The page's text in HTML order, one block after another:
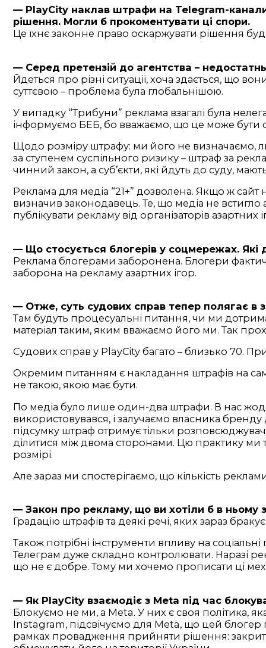
— PlayCity наклав штрафи на Telegram-
рішення. Могли б прокоментувати ці спори.
Це їхнє законне право оскаржувати рішення
— Серед претензій до агентства –
Йдеться про різні ситуації, хоча здається, що
суттєвою – проблема була глобальнішою.
У випадку “Трибуни” реклама взагалі була
інформуємо БЕБ, бо вважаємо, що це може бути
Щодо розміру штрафу: ми його не визначаємо,
за ступенем суспільного ризику – штраф за
чинний закон, а суб’єкти, які йдуть до суду,
Реклама для медіа “21+” дозволена. Якщо ж
визначив законодавець. Те, що медіа не
публікувати рекламу від організаторів
— Що стосується блогерів у соцмережах. Які
Реклама блогерами заборонена. Блогери
заборона на рекламу азартних ігор.
— Отже, суть судових справ тепер полягає в
Там будуть процесуальні питання, чи ми
матеріал таким, яким вважаємо його ми. Так
Судових справ у PlayCity багато – близько 70.
Окремим питанням є накладання штрафів на
не такою, якою має бути.
По медіа було лише один-два штрафи. В нас
використовувався, і залучаємо власника
підсумку штраф отримує тільки
ділитися між двома сторонами. Цю практику
розмірі.
Але зараз ми спостерігаємо, що кількість
— Закон про рекламу, що ви хотіли б в ньому
Градацію штрафів та деякі речі, яких зараз
Також потрібні інструменти впливу на
Телеграм дуже складно контролювати. Наразі
що не є добре. Тому ми хочемо прописати ці
— Як PlayCity взаємодіє з Meta під час
Блокуємо не ми, а Meta. У них є своя політика,
Instagram, підсвічуємо для Meta, що цей блогер
рамках провадження прийняти рішення: